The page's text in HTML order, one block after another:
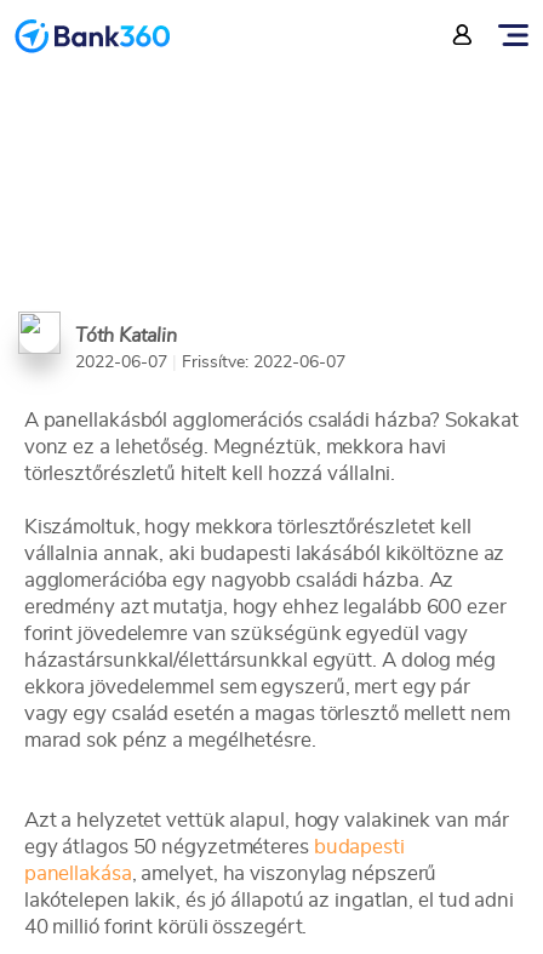
házba?
Tóth Katalin
2022-06-07 Frissítve: 2022-06-07
A panellakásból agglomerációs családi házba? Sokakat
vonz ez a lehetőség. Megnéztük, mekkora havi
törlesztőrészletű hitelt kell hozzá vállalni.
Kiszámoltuk, hogy mekkora törlesztőrészletet kell
vállalnia annak, aki budapesti lakásából kiköltözne az
agglomerációba egy nagyobb családi házba. Az
eredmény azt mutatja, hogy ehhez legalább 600 ezer
forint jövedelemre van szükségünk egyedül vagy
házastársunkkal/élettársunkkal együtt. A dolog még
ekkora jövedelemmel sem egyszerű, mert egy pár
vagy egy család esetén a magas törlesztő mellett nem
marad sok pénz a megélhetésre.
Azt a helyzetet vettük alapul, hogy valakinek van már
egy átlagos 50 négyzetméteres budapesti
panellakása , amelyet, ha viszonylag népszerű
lakótelepen lakik, és jó állapotú az ingatlan, el tud adni
40 millió forint körüli összegért.